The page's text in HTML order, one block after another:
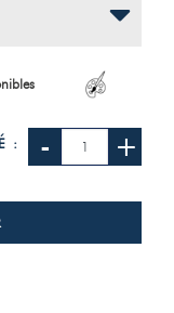
: - +